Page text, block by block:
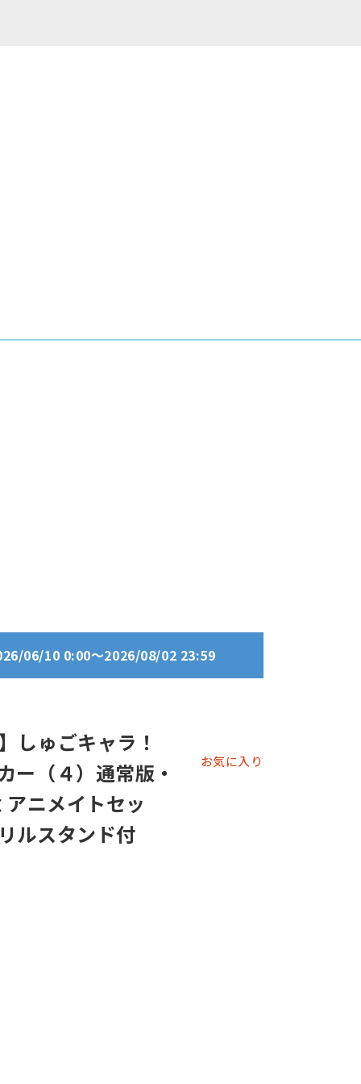
06/10 0:00～2026/08/02 23:59
しゅごキャラ！
ー（４）通常版・
ニメイトセッ
ルスタンド付
お気に入り